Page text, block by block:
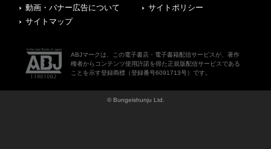
動画・バナー広告について
サイトポリシー
サイトマップ
ABJマークは、この電子書店・電子書籍配信サービスが、著作
権者からコンテンツ使用許諾を得た正規版配信サービスである
ことを示す登録商標（登録番号6091713号）です。
© Bungeishunju Ltd.